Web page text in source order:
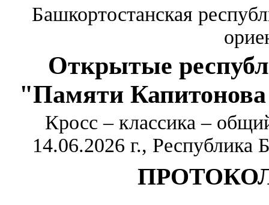
Башкортостанская
Открытые
"Памяти
Кросс – классика –
14.06.2026 г., Республика